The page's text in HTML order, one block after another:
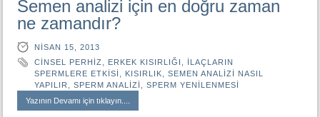
Semen analizi için en doğru zaman
ne zamandır?
NISAN 15, 2013
CINSEL PERHIZ
ERKEK KISIRLIĞI
ILAÇLARIN
SPERMLERE ETKISI
KISIRLIK
SEMEN ANALIZI NASIL
YAPILIR
SPERM ANALIZI
SPERM YENILENMESI
Yazının Devamı için tıklayın....